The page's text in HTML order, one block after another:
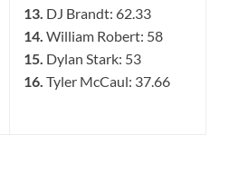
13. DJ Brandt: 62.33
14. William Robert: 58
15. Dylan Stark: 53
16. Tyler McCaul: 37.66